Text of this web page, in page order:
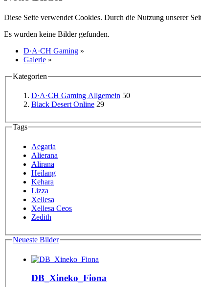
Diese Seite verwendet Cookies. Durch die Nutzung unserer
Es wurden keine Bilder gefunden.
D·A·CH Gaming »
Galerie »
Kategorien
D·A·CH Gaming Allgemein 50
Black Desert Online 29
Tags
Aegaria
Alierana
Alirana
Heilang
Kehara
Lizza
Xellesa
Xellesa Ceos
Zedith
Neueste Bilder
DB_Xineko_Fiona